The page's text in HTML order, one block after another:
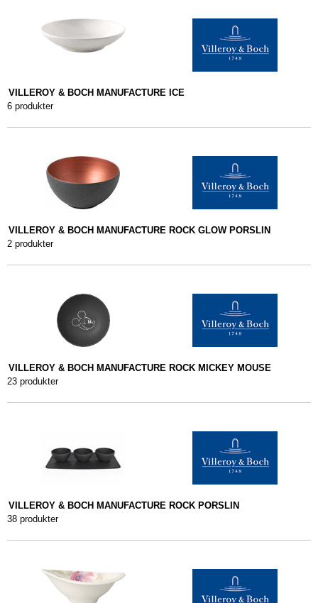
VILLEROY & BOCH MANUFACTURE ICE
6 produkter
VILLEROY & BOCH MANUFACTURE ROCK GLOW PORSLIN
2 produkter
VILLEROY & BOCH MANUFACTURE ROCK MICKEY MOUSE
23 produkter
VILLEROY & BOCH MANUFACTURE ROCK PORSLIN
38 produkter